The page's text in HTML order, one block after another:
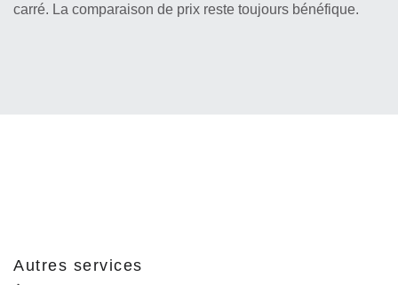
carré. La comparaison de prix reste toujours bénéfique.
Autres services